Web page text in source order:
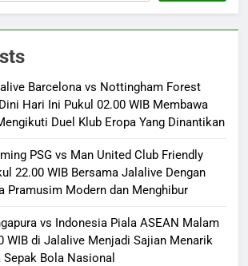
Barcelona vs Nottingham Forest
Hari Ini Pukul 02.00 WIB Membawa
Duel Klub Eropa Yang Dinantikan
PSG vs Man United Club Friendly
22.00 WIB Bersama Jalalive Dengan
Pramusim Modern dan Menghibur
vs Indonesia Piala ASEAN Malam
WIB di Jalalive Menjadi Sajian Menarik
Bola Nasional